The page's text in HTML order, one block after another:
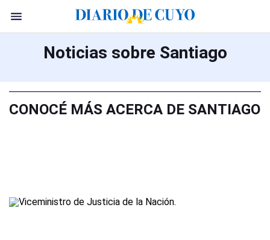
Noticias sobre Santiago
CONOCÉ MÁS ACERCA DE SANTIAGO